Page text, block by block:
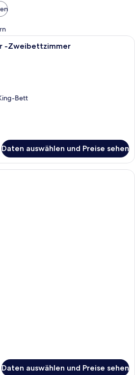
Ein modernes Hotelzimmer mit
-Zweibettzimmer
Bett
Daten auswählen und Preise sehen
Daten auswählen und Preise sehen